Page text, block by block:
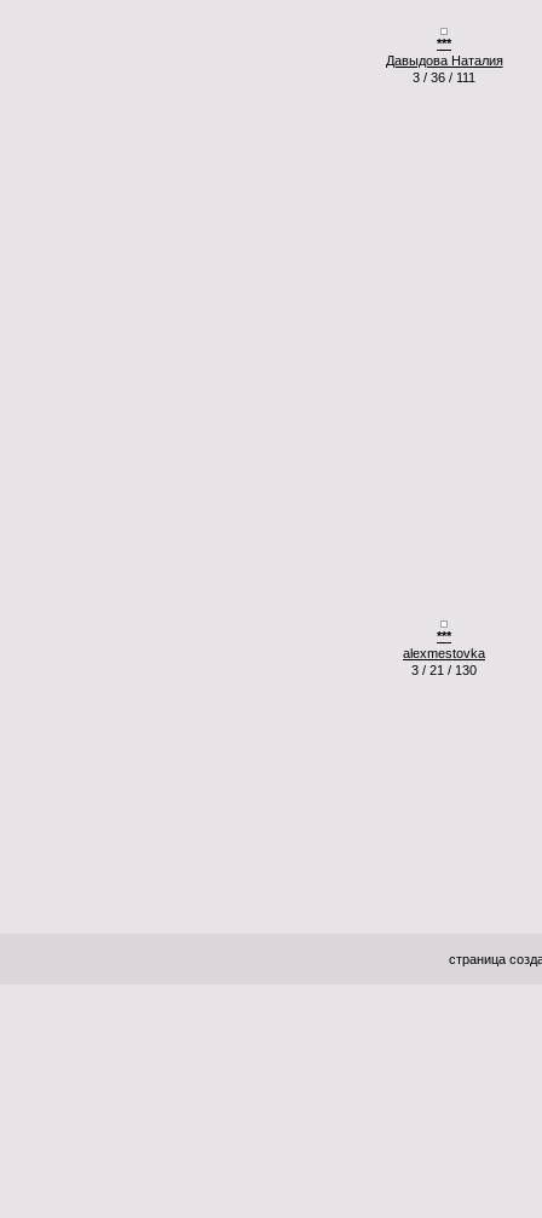
***
Давыдова Наталия
3 / 36 / 111
***
alexmestovka
3 / 21 / 130
страница